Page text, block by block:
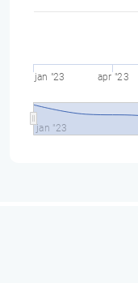
jan "23 apr "23
jan "23